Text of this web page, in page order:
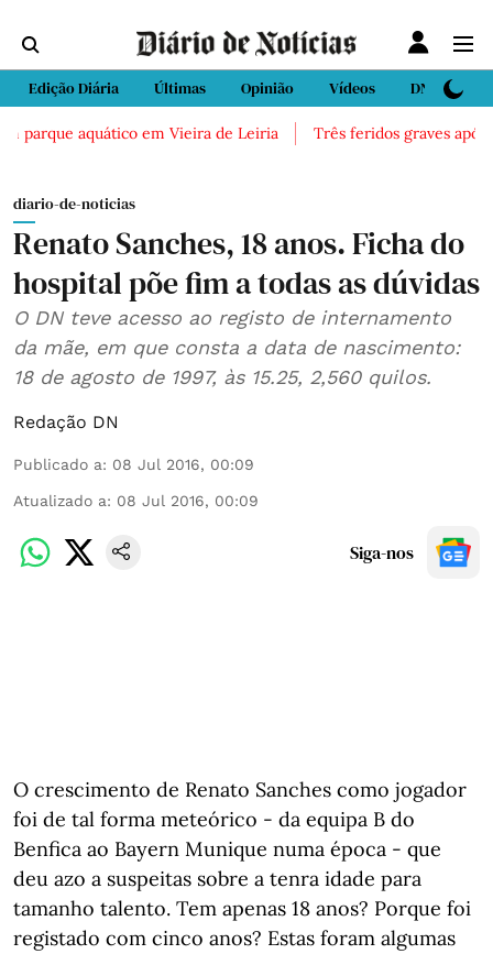
Edição Diária Últimas Opinião Vídeos DN Sport
aquático em Vieira de Leiria Três feridos graves após
diario-de-noticias
Renato Sanches, 18 anos. Ficha do
hospital põe fim a todas as dúvidas
O DN teve acesso ao registo de internamento
da mãe, em que consta a data de nascimento:
18 de agosto de 1997, às 15.25, 2,560 quilos.
Redação DN
Publicado a: 08 Jul 2016, 00:09
Atualizado a: 08 Jul 2016, 00:09
Siga-nos
O crescimento de Renato Sanches como jogador
foi de tal forma meteórico - da equipa B do
Benfica ao Bayern Munique numa época - que
deu azo a suspeitas sobre a tenra idade para
tamanho talento. Tem apenas 18 anos? Porque foi
registado com cinco anos? Estas foram algumas